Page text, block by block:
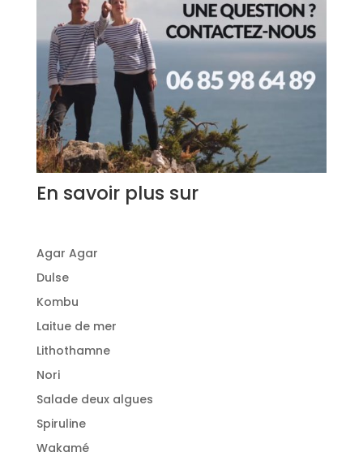
En savoir plus sur
Agar Agar
Dulse
Kombu
Laitue de mer
Lithothamne
Nori
Salade deux algues
Spiruline
Wakamé